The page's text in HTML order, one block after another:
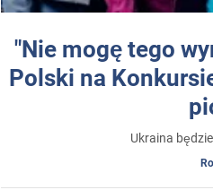
"Nie mogę tego
Polski na
Ukraina